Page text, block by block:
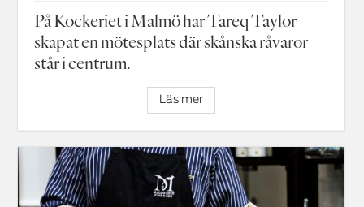
På Kockeriet i Malmö har Tareq Taylor
skapat en mötesplats där skånska råvaror
står i centrum.
Läs mer